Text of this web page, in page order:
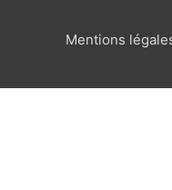
Mentions